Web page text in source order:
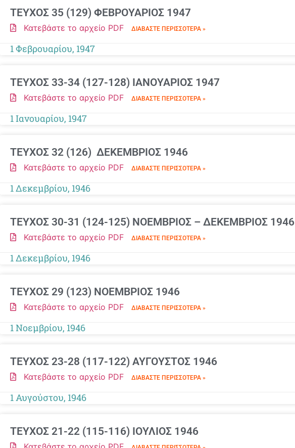
ΤΕΥΧΟΣ 35 (129) ΦΕΒΡΟΥΑΡΙΟΣ 1947
Κατεβάστε το αρχείο PDF ΔΙΑΒΆΣΤΕ ΠΕΡΙΣΣΌΤΕΡΑ »
1 Φεβρουαρίου, 1947
ΤΕΥΧΟΣ 33-34 (127-128) ΙΑΝΟΥΑΡΙΟΣ 1947
Κατεβάστε το αρχείο PDF ΔΙΑΒΆΣΤΕ ΠΕΡΙΣΣΌΤΕΡΑ »
1 Ιανουαρίου, 1947
ΤΕΥΧΟΣ 32 (126) ΔΕΚΕΜΒΡΙΟΣ 1946
Κατεβάστε το αρχείο PDF ΔΙΑΒΆΣΤΕ ΠΕΡΙΣΣΌΤΕΡΑ »
1 Δεκεμβρίου, 1946
ΤΕΥΧΟΣ 30-31 (124-125) ΝΟΕΜΒΡΙΟΣ – ΔΕΚΕΜΒΡΙΟΣ 1946
Κατεβάστε το αρχείο PDF ΔΙΑΒΆΣΤΕ ΠΕΡΙΣΣΌΤΕΡΑ »
1 Δεκεμβρίου, 1946
ΤΕΥΧΟΣ 29 (123) ΝΟΕΜΒΡΙΟΣ 1946
Κατεβάστε το αρχείο PDF ΔΙΑΒΆΣΤΕ ΠΕΡΙΣΣΌΤΕΡΑ »
1 Νοεμβρίου, 1946
ΤΕΥΧΟΣ 23-28 (117-122) ΑΥΓΟΥΣΤΟΣ 1946
Κατεβάστε το αρχείο PDF ΔΙΑΒΆΣΤΕ ΠΕΡΙΣΣΌΤΕΡΑ »
1 Αυγούστου, 1946
ΤΕΥΧΟΣ 21-22 (115-116) ΙΟΥΛΙΟΣ 1946